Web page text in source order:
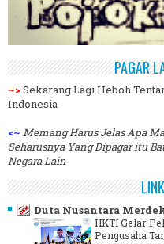
PAGAR
~>Sekarang Lagi Heboh
Indonesia
<~ Memang Harus Jelas Apa
Seharusnya Yang Dipagar itu
Negara Lain
Duta Nusantara
HKTI Gelar
Pengusaha